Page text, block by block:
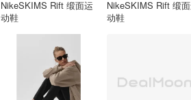
NikeSKIMS Rift 缎面运
动鞋
NikeSKIMS Rift 缎
动鞋